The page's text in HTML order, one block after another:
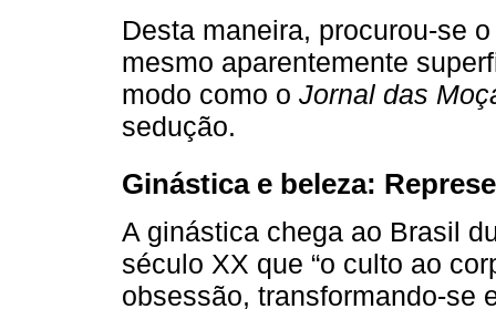
Desta maneira, procurou-se
mesmo aparentemente
modo como o Jornal das
sedução.
Ginástica e beleza:
A ginástica chega ao Brasil
século XX que “o culto ao
obsessão, transformando-se